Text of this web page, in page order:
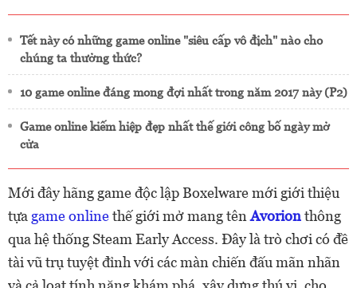
Tết này có những game online "siêu cấp vô địch" nào cho
chúng ta thưởng thức?
10 game online đáng mong đợi nhất trong năm 2017 này (P2)
Game online kiếm hiệp đẹp nhất thế giới công bố ngày mở
cửa
Mới đây hãng game độc lập Boxelware mới giới thiệu
tựa game onlinethế giới mở mang tênAvorionthông
qua hệ thống Steam Early Access. Đây là trò chơi có đề
tài vũ trụ tuyệt đỉnh với các màn chiến đấu mãn nhãn